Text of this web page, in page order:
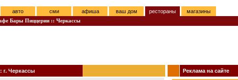
авто сми афиша ваш дом рестораны
магазины
Бары Пиццерии :: Черкассы
Черкассы Реклама на сайте